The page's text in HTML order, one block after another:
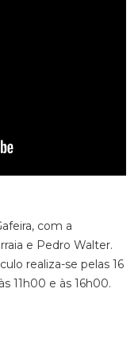
com a
e Pedro Walter.
realiza-se pelas 16
11h00 e às 16h00.